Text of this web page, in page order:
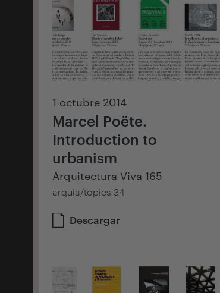
1 octubre 2014
Marcel Poëte.
Introduction to
urbanism
Arquitectura Viva 165
arquia/topics 34
Descargar